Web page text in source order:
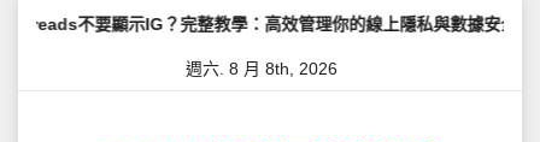
IG？完整教學：高效管理你的線上隱私與數據安全 怎麼讓
週六. 8 月 8th, 2026